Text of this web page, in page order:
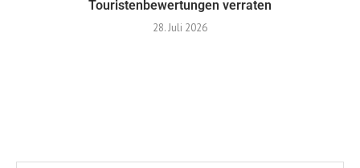
Touristenbewertungen verraten
28. Juli 2026